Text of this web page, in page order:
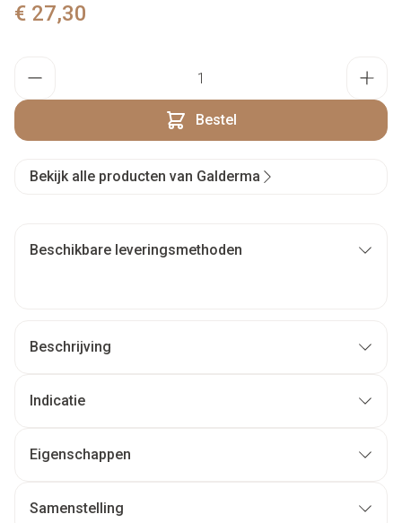
€ 27,30
Bestel
Bekijk alle producten van Galderma
Beschikbare leveringsmethoden
Beschrijving
Indicatie
Eigenschappen
Samenstelling